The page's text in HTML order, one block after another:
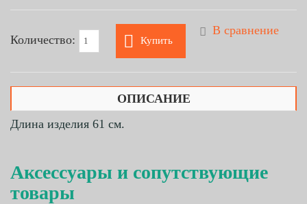
Количество: Купить
В сравнение
ОПИСАНИЕ
Длина изделия 61 см.
Аксессуары и сопутствующие
товары